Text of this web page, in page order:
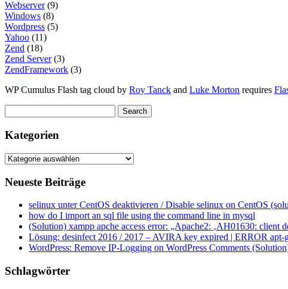
Webserver(9)
Windows (8)
Wordpress (5)
Yahoo (11)
Zend (18)
Zend Server(3)
ZendFramework (3)
WP Cumulus Flash tag cloud by Roy Tanck and Luke Morton requires
Kategorien
Kategorien
Neueste Beiträge
selinux unter CentOS deaktivieren / Disable selinux on CentOS
how do I import an sql file using the command line in mysql
(Solution) xampp apche access error: „Apache2: ‚AH01630: client
Lösung: desinfect 2016 / 2017 – AVIRA key expired | ERROR apt-
WordPress: Remove IP-Logging on WordPress Comments
Schlagwörter